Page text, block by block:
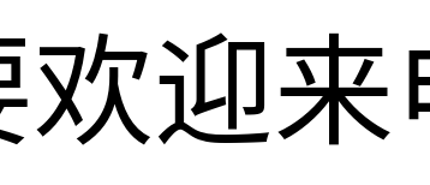
迎来